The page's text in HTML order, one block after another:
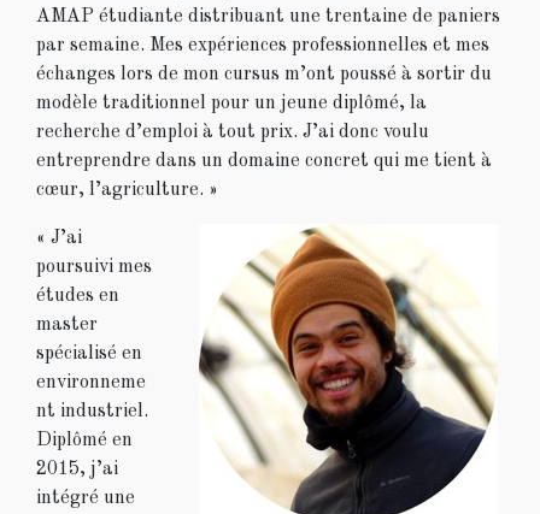
AMAP étudiante distribuant une trentaine de paniers
par semaine. Mes expériences professionnelles et mes
échanges lors de mon cursus m’ont poussé à sortir du
modèle traditionnel pour un jeune diplômé, la
recherche d’emploi à tout prix. J’ai donc voulu
entreprendre dans un domaine concret qui me tient à
cœur, l’agriculture. »
« J’ai
poursuivi mes
études en
master
spécialisé en
environneme
nt industriel.
Diplômé en
2015, j’ai
intégré une